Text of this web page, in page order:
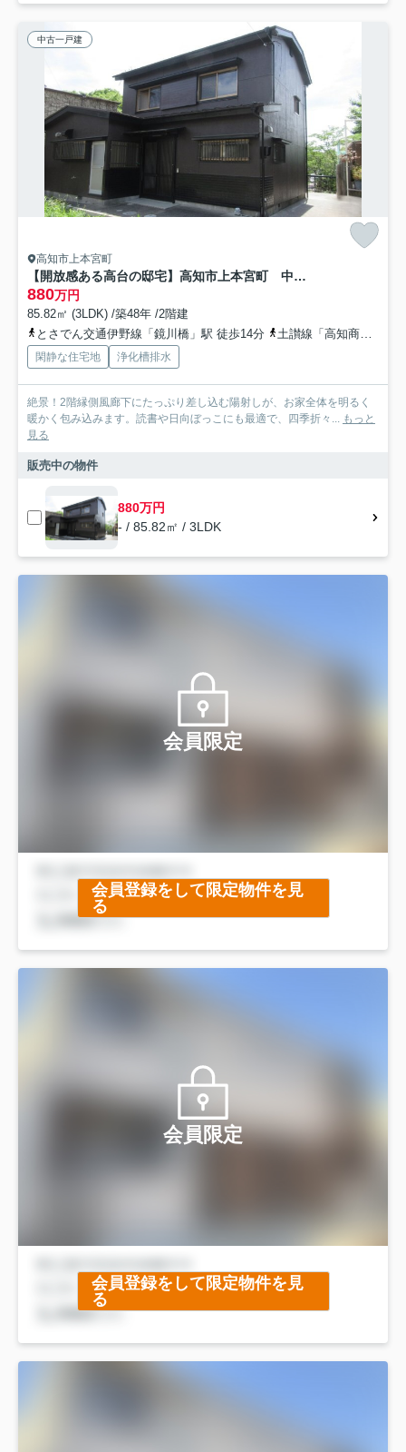
中古一戸建
高知市上本宮町
【開放感ある高台の邸宅】高知市上本宮町 中古一戸建て
880万円
85.82㎡ (3LDK) /築48年 /2階建
とさでん交通伊野線「鏡川橋」駅 徒歩14分
土讃線「高知商業前」駅 徒歩17分
閑静な住宅地 浄化槽排水
絶景！2階縁側風廊下にたっぷり差し込む陽射しが、お家全体を明るく
暖かく包み込みます。読書や日向ぼっこにも最適で、四季折々... もっと
見る
販売中の物件
880万円
- / 85.82㎡ / 3LDK
会員限定
会員登録をして限定物件を見
る
会員限定
会員登録をして限定物件を見
る